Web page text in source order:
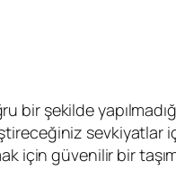
bir şekilde
sevkiyatlar
için güvenilir bir